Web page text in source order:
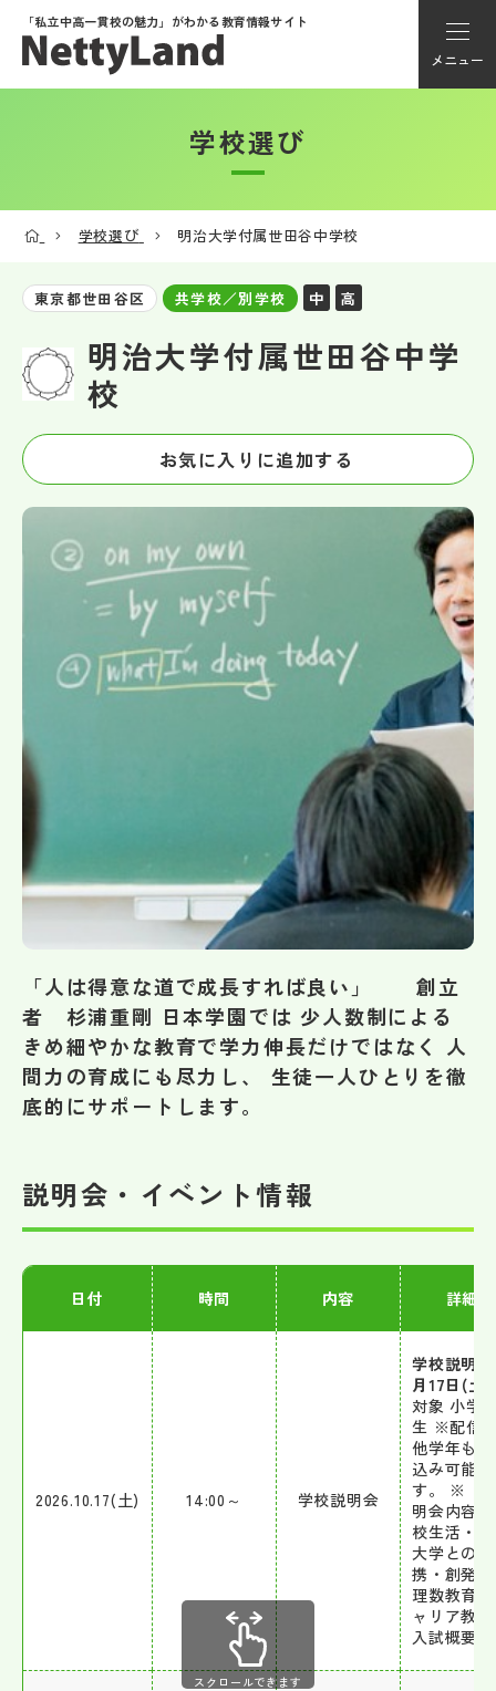
「私立中高一貫校の魅力」がわかる教育情報サイト
メニュー
アカウント登録
学校動画
私学探検隊
帰国生受験情報
説明会・イベント情報
よみもの
学校からのお知らせ
特集
NettyLandかわら版
その他
お問い合わせ
サイトマップ
運営会社
学校選び
学校選び 明治大学付属世田谷中学校
東京都世田谷区 共学校／別学校 中 高
明治大学付属世田谷中学
校
お気に入りに追加する
「人は得意な道で成長すれば良い」 創立
者 杉浦重剛 日本学園では 少人数制による
きめ細やかな教育で学力伸長だけではなく 人
間力の育成にも尽力し、 生徒一人ひとりを徹
底的にサポートします。
説明会・イベント情報
日付 時間 内容 詳細
2026.10.17(土) 14:00～ 学校説明会
学校説明
月17日(土)
対象 小学6
生 ※配信
他学年も
込み可能で
す。 ※【
明会内容
校生活・
大学との連
携・創発
理数教育
ャリア教
入試概要
スクロールできます